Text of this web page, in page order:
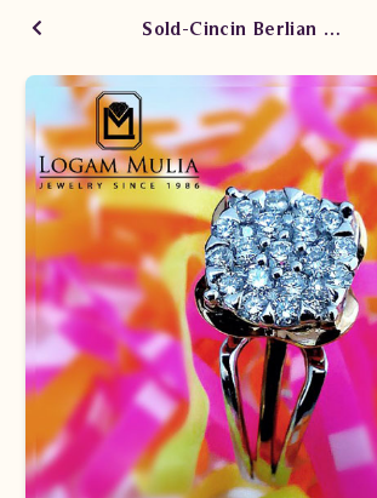
Sold-Cincin Berlian Wanita DVW.RFF7886 SdN